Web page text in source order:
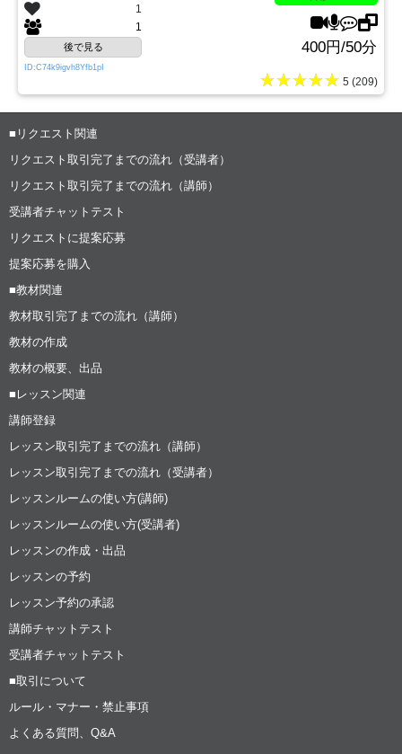
1
1
後で見る 400円/50分
ID:C74k9igvh8Yfb1pI
★★★★★ 5 (209)
■リクエスト関連
リクエスト取引完了までの流れ（受講者）
リクエスト取引完了までの流れ（講師）
受講者チャットテスト
リクエストに提案応募
提案応募を購入
■教材関連
教材取引完了までの流れ（講師）
教材の作成
教材の概要、出品
■レッスン関連
講師登録
レッスン取引完了までの流れ（講師）
レッスン取引完了までの流れ（受講者）
レッスンルームの使い方(講師)
レッスンルームの使い方(受講者)
レッスンの作成・出品
レッスンの予約
レッスン予約の承認
講師チャットテスト
受講者チャットテスト
■取引について
ルール・マナー・禁止事項
よくある質問、Q&A